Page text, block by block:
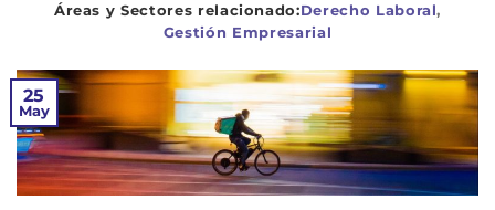
Derecho Laboral,
Gestión Empresarial
25
May